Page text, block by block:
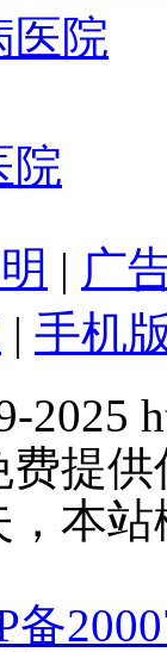
医院
院
| 广
| 手机
2025
提
本
备